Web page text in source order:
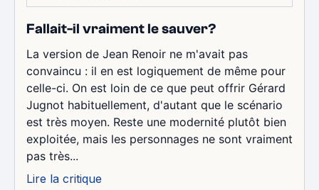
Fallait-il vraiment le sauver?
La version de Jean Renoir ne m'avait pas
convaincu : il en est logiquement de même pour
celle-ci. On est loin de ce que peut offrir Gérard
Jugnot habituellement, d'autant que le scénario
est très moyen. Reste une modernité plutôt bien
exploitée, mais les personnages ne sont vraiment
pas très...
Lire la critique